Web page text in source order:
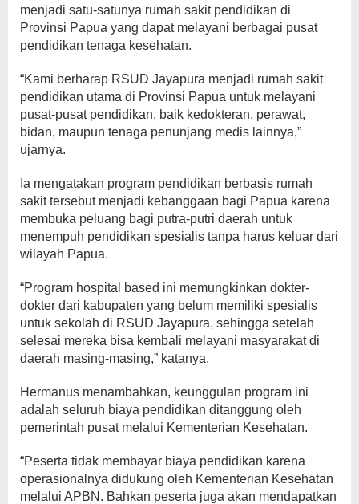
menjadi satu-satunya rumah sakit pendidikan di
Provinsi Papua yang dapat melayani berbagai pusat
pendidikan tenaga kesehatan.
“Kami berharap RSUD Jayapura menjadi rumah sakit
pendidikan utama di Provinsi Papua untuk melayani
pusat-pusat pendidikan, baik kedokteran, perawat,
bidan, maupun tenaga penunjang medis lainnya,”
ujarnya.
Ia mengatakan program pendidikan berbasis rumah
sakit tersebut menjadi kebanggaan bagi Papua karena
membuka peluang bagi putra-putri daerah untuk
menempuh pendidikan spesialis tanpa harus keluar dari
wilayah Papua.
“Program hospital based ini memungkinkan dokter-
dokter dari kabupaten yang belum memiliki spesialis
untuk sekolah di RSUD Jayapura, sehingga setelah
selesai mereka bisa kembali melayani masyarakat di
daerah masing-masing,” katanya.
Hermanus menambahkan, keunggulan program ini
adalah seluruh biaya pendidikan ditanggung oleh
pemerintah pusat melalui Kementerian Kesehatan.
“Peserta tidak membayar biaya pendidikan karena
operasionalnya didukung oleh Kementerian Kesehatan
melalui APBN. Bahkan peserta juga akan mendapatkan